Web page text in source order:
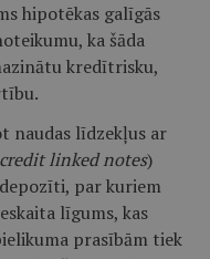
hipotēkas galīgās
ka šāda
kredītrisku,
naudas līdzekļus ar
credit linked notes)
par kuriem
līgums, kas
prasībām tiek